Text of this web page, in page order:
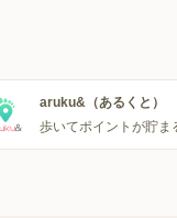
aruku&（あるくと）
歩いてポイントが貯ま